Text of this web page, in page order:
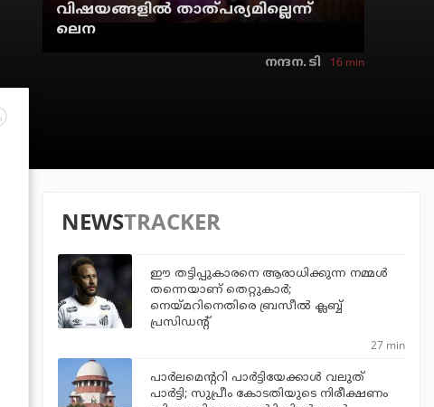
വിഷയങ്ങളിൽ താത്പര്യമില്ലെന്ന്
ലെന
നന്ദന. ടി 16 min
NEWSTRACKER
ഈ തട്ടിപ്പുകാരനെ ആരാധിക്കുന്ന നമ്മള്‍
തന്നെയാണ് തെറ്റുകാര്‍;
നെയ്മറിനെതിരെ ബ്രസീല്‍ ക്ലബ്ബ്
പ്രസിഡന്റ്
27 min
പാര്‍ലമെന്ററി പാര്‍ട്ടിയേക്കാള്‍ വലുത്
പാര്‍ട്ടി; സുപ്രീം കോടതിയുടെ നിരീക്ഷണം